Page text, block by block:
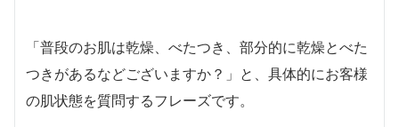
「普段のお肌は乾燥、べたつき、部分的に乾燥とべた
つきがあるなどございますか？」と、具体的にお客様
の肌状態を質問するフレーズです。